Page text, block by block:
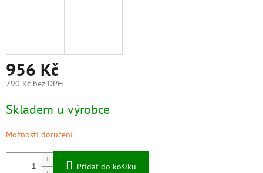
956 Kč
790 Kč bez DPH
cena:
Skladem u výrobce
Možnosti doručení
Přidat do košíku